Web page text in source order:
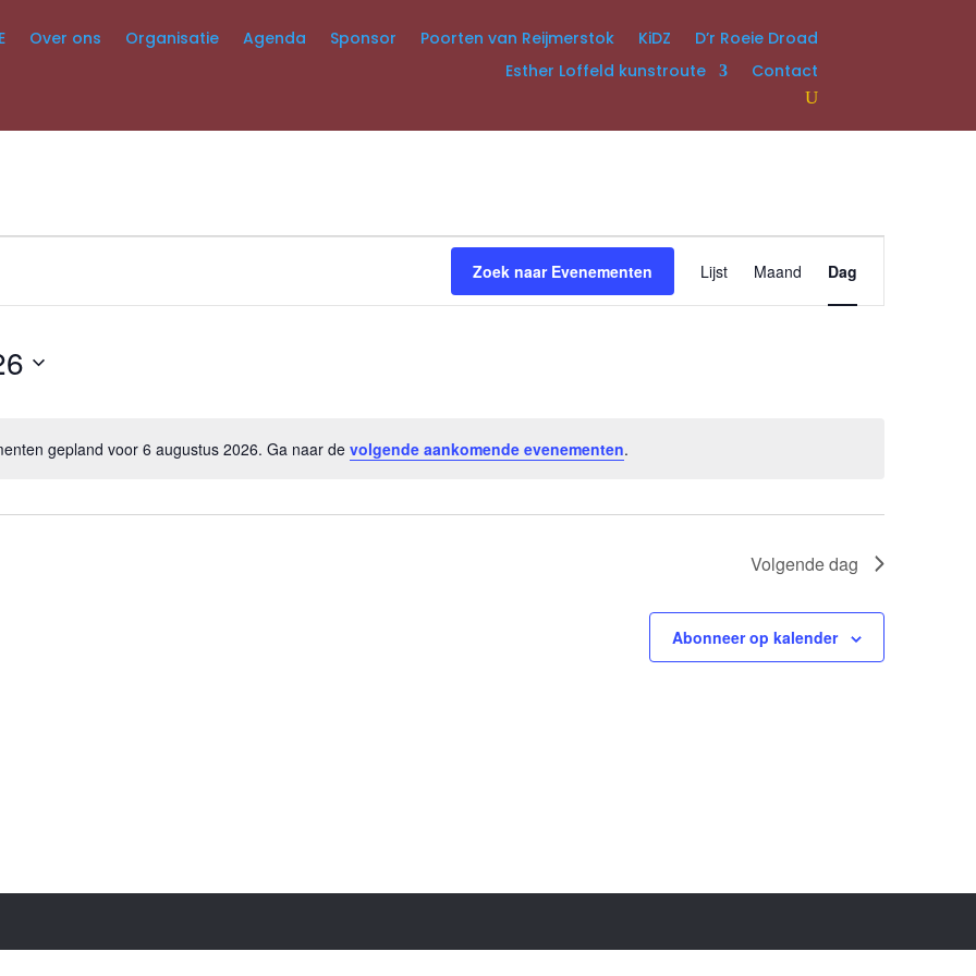
Over ons Organisatie Agenda Sponsor Poorten van Reijmerstok KiDZ
D’r Roeie Droad
Esther Loffeld kunstroute
Contact
Bericht
gepland voor 6 augustus 2026. Ga naar de volgende aankomende evenementen.
Zoek naar Evenementen
weergaven
Lijst Maand Dag
Volgende dag
Abonneer op kalender